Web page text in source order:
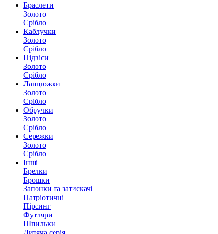
Браслети
Золото
Срібло
Каблучки
Золото
Срібло
Підвіси
Золото
Срібло
Ланцюжки
Золото
Срібло
Обручки
Золото
Срібло
Сережки
Золото
Срібло
Інші
Брелки
Брошки
Запонки та затискачі
Патріотичні
Пірсинг
Футляри
Шпильки
Дитяча серія